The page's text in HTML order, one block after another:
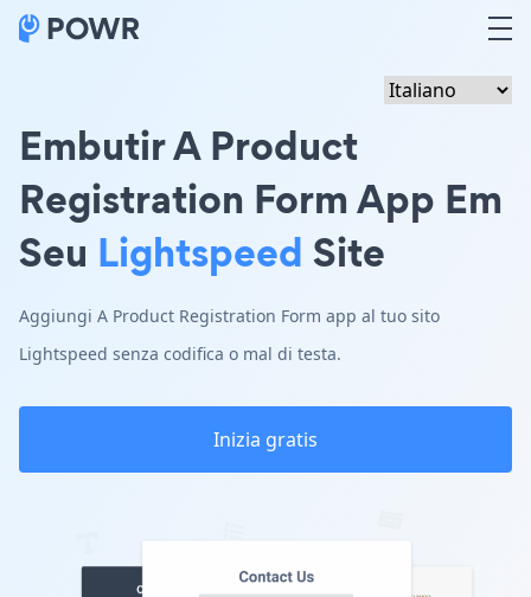
Embutir A Product
Registration Form App Em
Seu Lightspeed Site
Aggiungi A Product Registration Form app al tuo sito
Lightspeed senza codifica o mal di testa.
Inizia gratis